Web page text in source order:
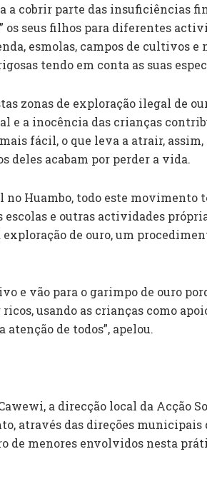
a cobrir parte das insuficiências
os seus filhos para diferentes
esmolas, campos de cultivos e
tendo em conta as suas
zonas de exploração ilegal de
e a inocência das crianças
fácil, o que leva a atrair, assim,
deles acabam por perder a vida.
no Huambo, todo este movimento
escolas e outras actividades
de ouro, um
e vão para o garimpo de ouro
usando as crianças como
de todos”, apelou.
a direcção local da Acção
através das direções municipais
de menores envolvidos nesta